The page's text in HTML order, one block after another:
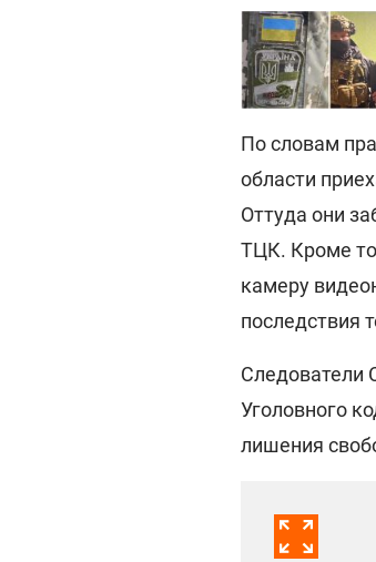
По словам
области
Оттуда они
ТЦК. Кроме
камеру
последствия
Следователи
Уголовного
лишения